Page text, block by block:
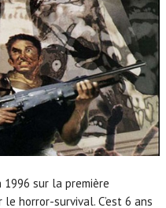
sur la première
le horror-survival. C’est 6 ans